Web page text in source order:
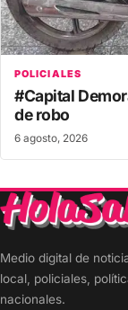
POLICIALES
#Capital
de robo
6 agosto, 2026
Medio digital de
local, policiales,
nacionales.